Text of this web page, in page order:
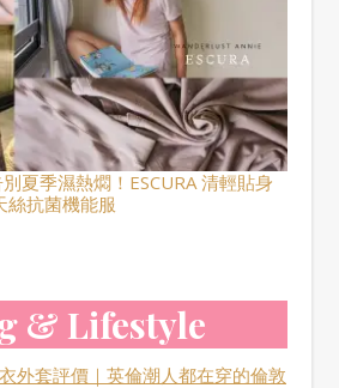
別夏季濕熱燜！ESCURA 清輕貼身
絲抗菌機能服
& Lifestyle
外套評價｜英倫潮人都在穿的倫敦